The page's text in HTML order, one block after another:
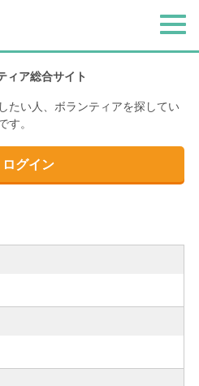
ィア総合サイト
たい人、 ボランティアを探してい
す。
ログイン
メ